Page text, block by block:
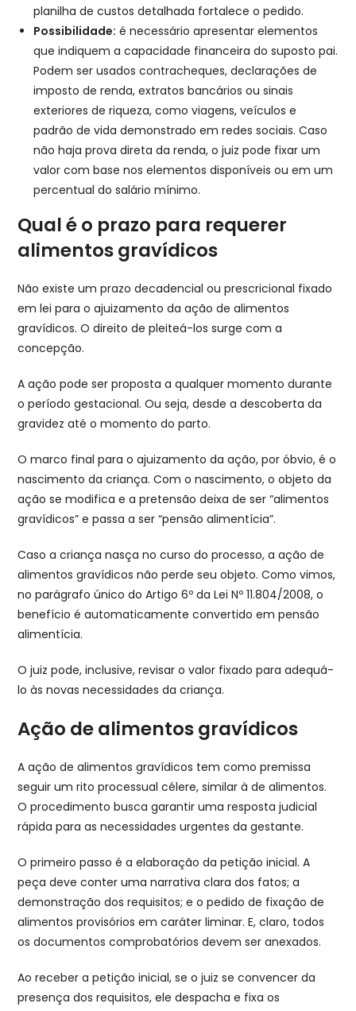
planilha de custos detalhada fortalece o pedido.
Possibilidade: é necessário apresentar elementos
que indiquem a capacidade financeira do suposto pai.
Podem ser usados contracheques, declarações de
imposto de renda, extratos bancários ou sinais
exteriores de riqueza, como viagens, veículos e
padrão de vida demonstrado em redes sociais. Caso
não haja prova direta da renda, o juiz pode fixar um
valor com base nos elementos disponíveis ou em um
percentual do salário mínimo.
Qual é o prazo para requerer
alimentos gravídicos
Não existe um prazo decadencial ou prescricional fixado
em lei para o ajuizamento da ação de alimentos
gravídicos. O direito de pleiteá-los surge com a
concepção.
A ação pode ser proposta a qualquer momento durante
o período gestacional. Ou seja, desde a descoberta da
gravidez até o momento do parto.
O marco final para o ajuizamento da ação, por óbvio, é o
nascimento da criança. Com o nascimento, o objeto da
ação se modifica e a pretensão deixa de ser “alimentos
gravídicos” e passa a ser “pensão alimentícia”.
Caso a criança nasça no curso do processo, a ação de
alimentos gravídicos não perde seu objeto. Como vimos,
no parágrafo único do Artigo 6º da Lei Nº 11.804/2008, o
benefício é automaticamente convertido em pensão
alimentícia.
O juiz pode, inclusive, revisar o valor fixado para adequá-
lo às novas necessidades da criança.
Ação de alimentos gravídicos​
A ação de alimentos gravídicos tem como premissa
seguir um rito processual célere, similar à de alimentos.
O procedimento busca garantir uma resposta judicial
rápida para as necessidades urgentes da gestante.
O primeiro passo é a elaboração da petição inicial. A
peça deve conter uma narrativa clara dos fatos; a
demonstração dos requisitos; e o pedido de fixação de
alimentos provisórios em caráter liminar. E, claro, todos
os documentos comprobatórios devem ser anexados.
Ao receber a petição inicial, se o juiz se convencer da
presença dos requisitos, ele despacha e fixa os